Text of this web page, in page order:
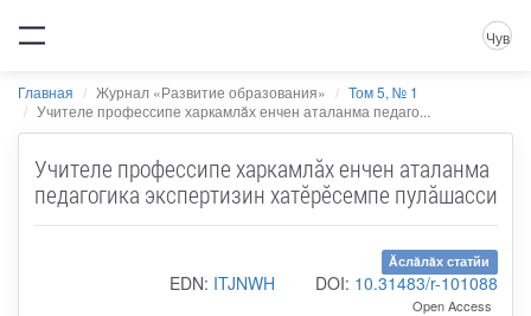
Чув
Главная Журнал «Развитие образования»
Том 5, № 1
Учителе профессипе харкамлăх енчен аталанма педаго...
Учителе профессипе харкамлăх енчен аталанма
педагогика экспертизин хатĕрĕсемпе пулăшасси
Ăслăлăх статйи
EDN: ITJNWH DOI: 10.31483/r-101088
Open Access